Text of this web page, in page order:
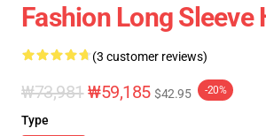
Fashion Long Sleeve
(3 customer reviews)
₩73,981 ₩59,185 $42.95 -20%
Type